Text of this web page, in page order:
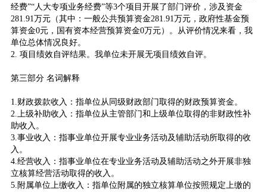
经费”“人大专项业务经费”等3个项目开展了部门评价，涉及资金
281.91万元（其中：一般公共预算资金281.91万元，政府性基金预
算资金0元，国有资本经营预算资金0万元）。从评价情况来看，我
单位总体情况良好。
2. 项目绩效自评结果。我单位未开展无项目绩效自评。
第三部分 名词解释
1.财政拨款收入：指单位从同级财政部门取得的财政预算资金。
2.上级补助收入：指单位从主管部门和上级单位取得的非财政性补
助收入。
3.事业收入：指事业单位开展专业业务活动及辅助活动所取得的收
入。
4.经营收入：指事业单位在专业业务活动及辅助活动之外开展非独
立核算经营活动取得的收入。
5.附属单位上缴收入：指单位附属的独立核算单位按照规定上缴的